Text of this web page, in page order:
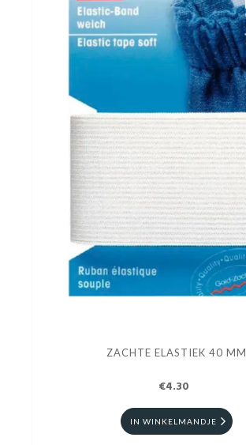
naailessen/naaicafé
ZACHTE ELASTIEK 40 MM
€4.30
IN WINKELMANDJE